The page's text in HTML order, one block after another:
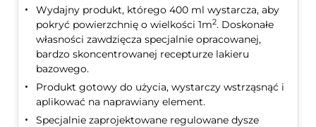
Wydajny produkt, którego 400 ml wystarcza, aby
pokryć powierzchnię o wielkości 1m2. Doskonałe
własności zawdzięcza specjalnie opracowanej,
bardzo skoncentrowanej recepturze lakieru
bazowego.
Produkt gotowy do użycia, wystarczy wstrząsnąć i
aplikować na naprawiany element.
Specjalnie zaprojektowane regulowane dysze